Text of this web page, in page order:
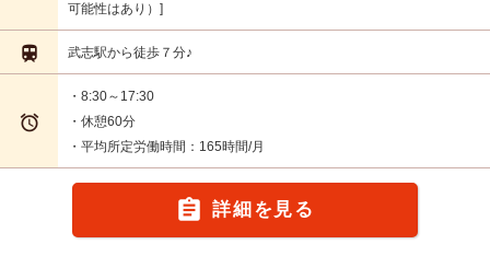
可能性はあり）
 武志駅から徒歩７分♪

・8:30～17:30
・休憩60分
・平均所定労働時間：165時間/月
 詳細を見る